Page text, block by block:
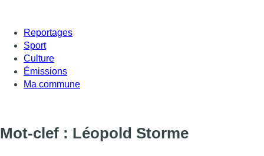
Reportages
Sport
Culture
Émissions
Ma commune
Mot-clef : Léopold Storme